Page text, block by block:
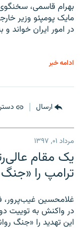
بهرام قاسمی،
مایک پومپئو وزیر
در امور ایران خواند
ادامه خبر
ارسال
مرداد ۰۱, ۱۳۹۷
یک مقام
ترامپ را
غلامحسین
در واکنش به توییت
این تهدید را «جنگ